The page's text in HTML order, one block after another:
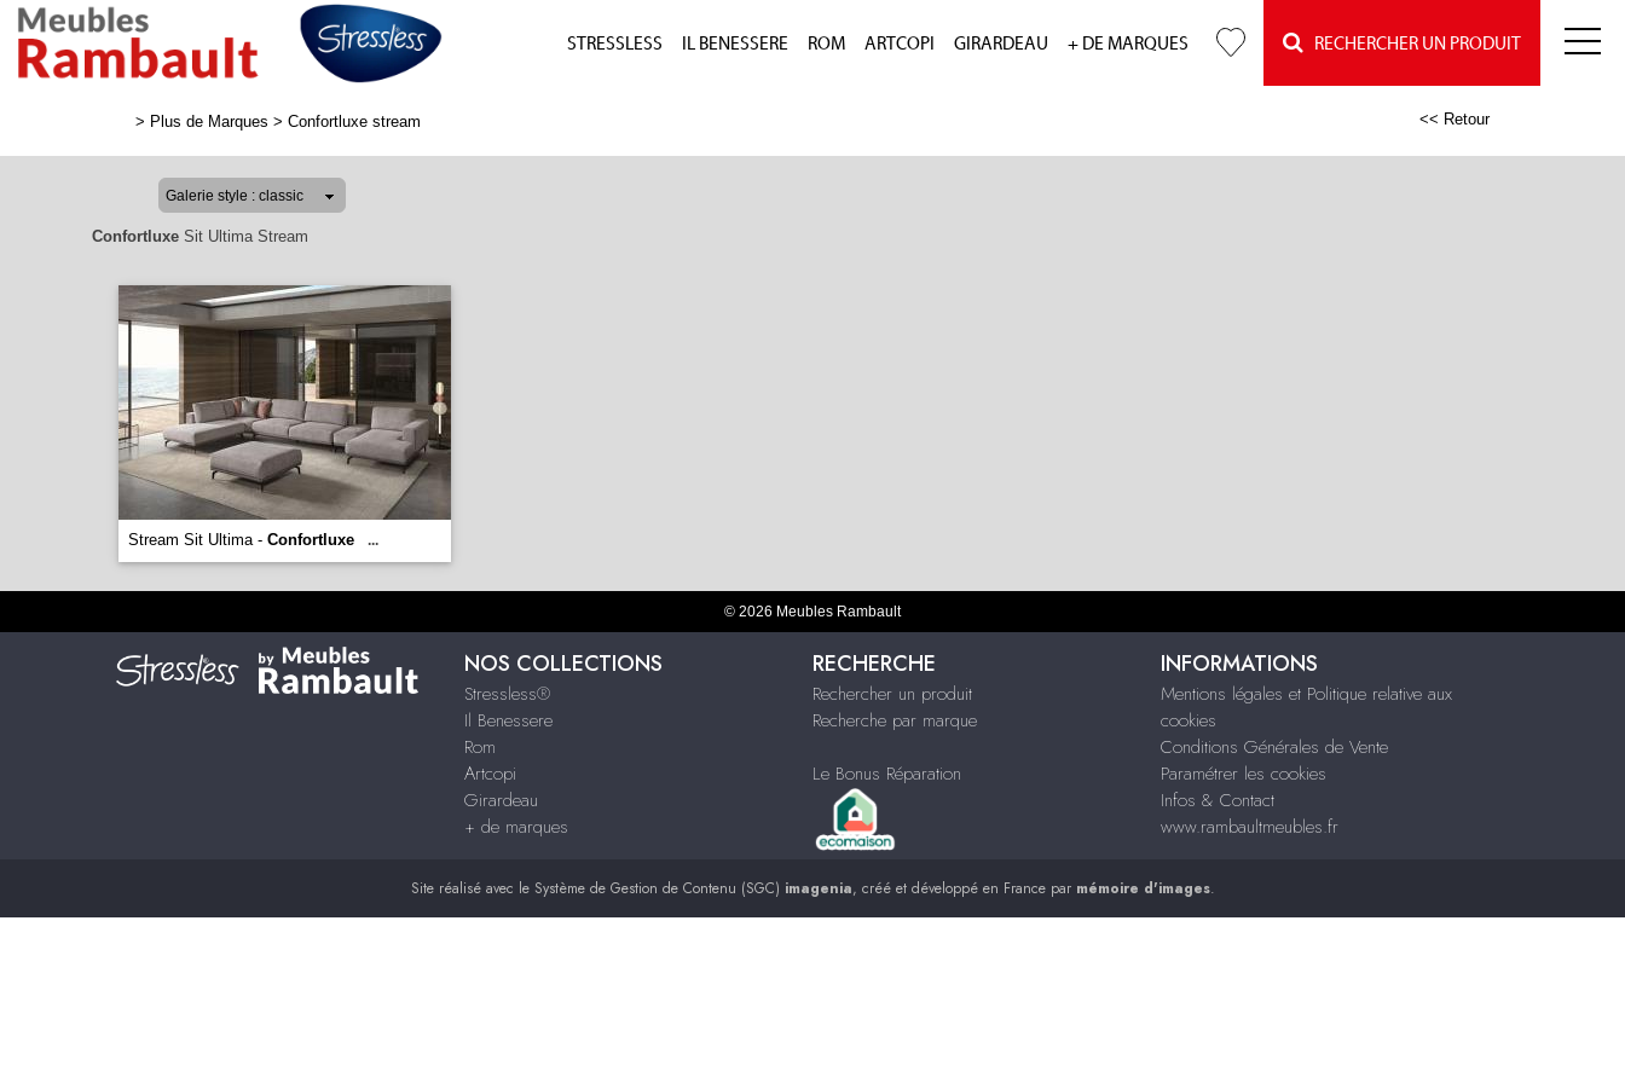
STRESSLESS IL BENESSERE ROM ARTCOPI GIRARDEAU + DE MARQUES RECHERCHER UN PRODUIT
> Plus de Marques > Confortluxe stream << Retour
Confortluxe Sit Ultima Stream
Stream Sit Ultima - Confortluxe ...
© 2026 Meubles Rambault
NOS COLLECTIONS
Stressless®
Il Benessere
Rom
Artcopi
Girardeau
+ de marques
RECHERCHE
Rechercher un produit
Recherche par marque
Le Bonus Réparation
INFORMATIONS
Mentions légales et Politique relative aux
cookies
Conditions Générales de Vente
Paramétrer les cookies
Infos & Contact
www.rambaultmeubles.fr
Site réalisé avec le Système de Gestion de Contenu (SGC) imagenia, créé et développé en France par mémoire d'images.